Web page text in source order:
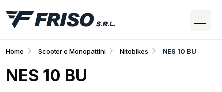
Home Scooter e Monopattini Nitobikes NES 10 BU
NES 10 BU